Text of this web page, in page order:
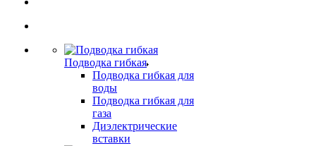
Подводка гибкая
Подводка гибкая для
воды
Подводка гибкая для
газа
Диэлектрические
вставки